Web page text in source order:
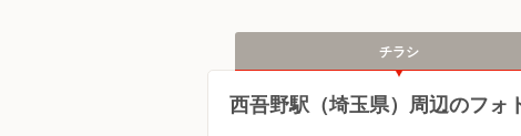
チラシ
西吾野駅（埼玉県）周辺のフォ